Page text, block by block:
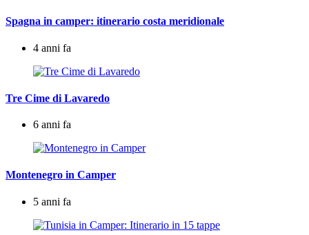
Spagna in camper: itinerario costa meridionale
4 anni fa
Tre Cime di Lavaredo
6 anni fa
Montenegro in Camper
5 anni fa